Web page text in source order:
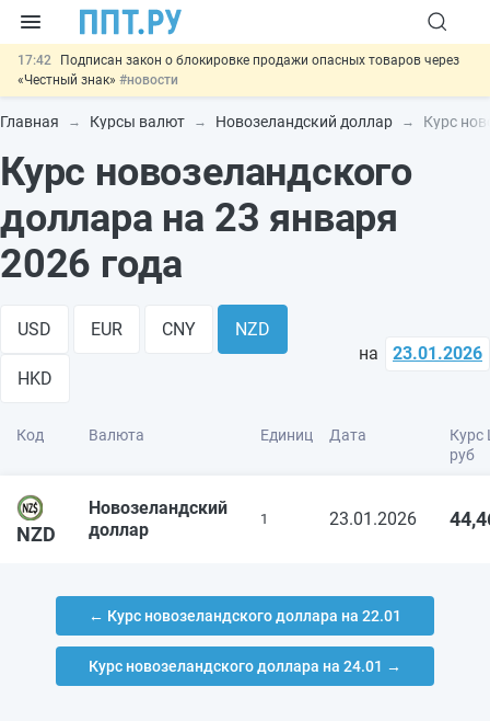
17:42
Подписан закон о блокировке продажи опасных товаров через
«Честный знак» #новости
17:17 Дистанционную работу беременных пропишут в ТК РФ#новости
отменить
15:25
Изменят правила контроля за подрядчиками ИЖС с эскроу-
11:31
Важно
Разработают единые критерии трудовых и ГПХ-
отношений
#новости
Главная Курсы валют Новозеландский доллар Курс
Курс новозеландского
доллара на 23 января
2026 года
USD EUR CNY NZD
HKD
на 23.01.2026
Код Валюта Единиц Дата
Курс
руб
NZD
Новозеландский
доллар
1 23.01.2026
← Курс новозеландского доллара на 22.01
Курс новозеландского доллара на 24.01 →